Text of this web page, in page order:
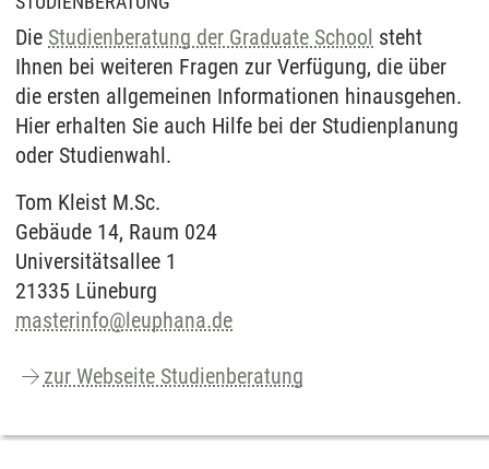
Die Studienberatung der Graduate School steht
Ihnen bei weiteren Fragen zur Verfügung, die über
die ersten allgemeinen Informationen hinausgehen.
Hier erhalten Sie auch Hilfe bei der Studienplanung
oder Studienwahl.
Tom Kleist M.Sc.
Gebäude 14, Raum 024
Universitätsallee 1
21335 Lüneburg
masterinfo@leuphana.de
zur Webseite Studienberatung